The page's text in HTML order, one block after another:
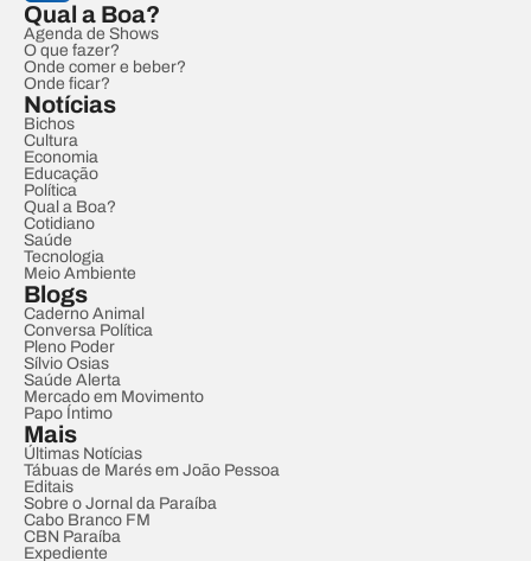
Qual a Boa?
Agenda de Shows
O que fazer?
Onde comer e beber?
Onde ficar?
Notícias
Bichos
Cultura
Economia
Educação
Política
Qual a Boa?
Cotidiano
Saúde
Tecnologia
Meio Ambiente
Blogs
Caderno Animal
Conversa Política
Pleno Poder
Sílvio Osias
Saúde Alerta
Mercado em Movimento
Papo Íntimo
Mais
Últimas Notícias
Tábuas de Marés em João Pessoa
Editais
Sobre o Jornal da Paraíba
Cabo Branco FM
CBN Paraíba
Expediente